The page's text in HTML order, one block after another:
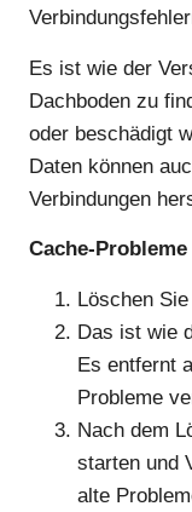
Es ist wie der
Dachboden zu
oder beschädigt
Daten können
Verbindungen
Cache-Probleme
Löschen
Das ist wie
Es entfernt
Probleme
Nach dem
starten und
alte